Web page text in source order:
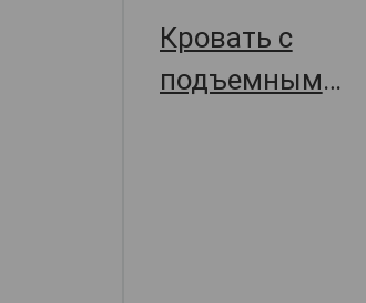
Кровать с
подъемным